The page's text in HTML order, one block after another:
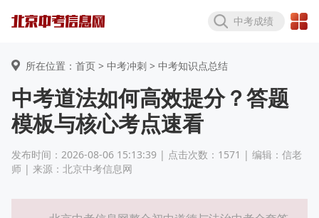
中考成绩
所在位置：首页 > 中考冲刺 > 中考知识点总结
中考道法如何高效提分？答题
模板与核心考点速看
发布时间：2026-08-06 15:13:39 | 点击次数：1571 | 编辑：信老
师 | 来源：北京中考信息网